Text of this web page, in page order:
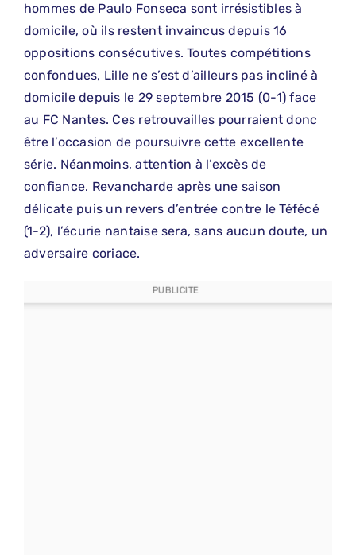
hommes de Paulo Fonseca sont irrésistibles à
domicile, où ils restent invaincus depuis 16
oppositions consécutives. Toutes compétitions
confondues, Lille ne s’est d’ailleurs pas incliné à
domicile depuis le 29 septembre 2015 (0-1) face
au FC Nantes. Ces retrouvailles pourraient donc
être l’occasion de poursuivre cette excellente
série. Néanmoins, attention à l’excès de
confiance. Revancharde après une saison
délicate puis un revers d’entrée contre le Téfécé
(1-2), l’écurie nantaise sera, sans aucun doute, un
adversaire coriace.
PUBLICITE